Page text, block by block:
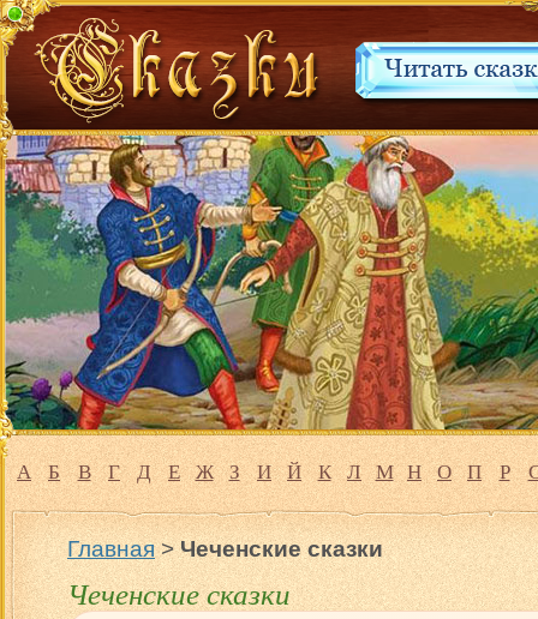
А Б В Г Д Е Ж З И Й К Л М Н О П Р
Главная>Чеченские сказки
Чеченские сказки